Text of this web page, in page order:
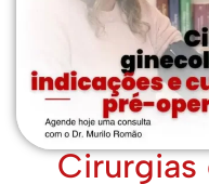
Cirurgias